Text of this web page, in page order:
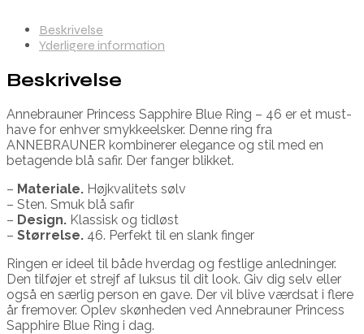
Beskrivelse
Yderligere information
Beskrivelse
Annebrauner Princess Sapphire Blue Ring – 46 er et must-
have for enhver smykkeelsker. Denne ring fra
ANNEBRAUNER kombinerer elegance og stil med en
betagende blå safir. Der fanger blikket.
– Materiale. Højkvalitets sølv
– Sten. Smuk blå safir
– Design. Klassisk og tidløst
– Størrelse. 46. Perfekt til en slank finger
Ringen er ideel til både hverdag og festlige anledninger.
Den tilføjer et strejf af luksus til dit look. Giv dig selv eller
også en særlig person en gave. Der vil blive værdsat i flere
år fremover. Oplev skønheden ved Annebrauner Princess
Sapphire Blue Ring i dag.